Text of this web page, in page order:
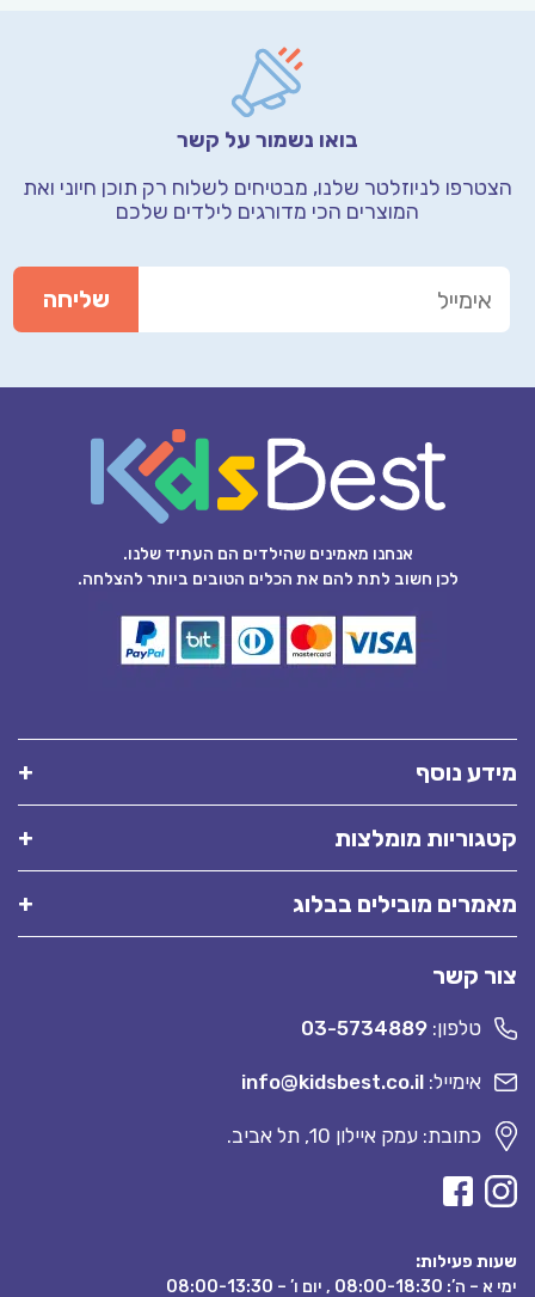
בואו נשמור על קשר
הצטרפו לניוזלטר שלנו, מבטיחים לשלוח רק תוכן חיוני ואת
המוצרים הכי מדורגים לילדים שלכם
אנחנו מאמינים שהילדים הם העתיד שלנו.
לכן חשוב לתת להם את הכלים הטובים ביותר להצלחה.
מידע נוסף
קטגוריות מומלצות
מאמרים מובילים בבלוג
צור קשר
טלפון: 03-5734889
אימייל: info@kidsbest.co.il
כתובת: עמק איילון 10, תל אביב.
שעות פעילות:
ימי א – ה’: 08:00-18:30 , יום ו’ – 08:00-13:30